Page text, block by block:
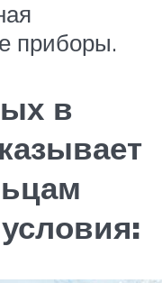
приборы.
в